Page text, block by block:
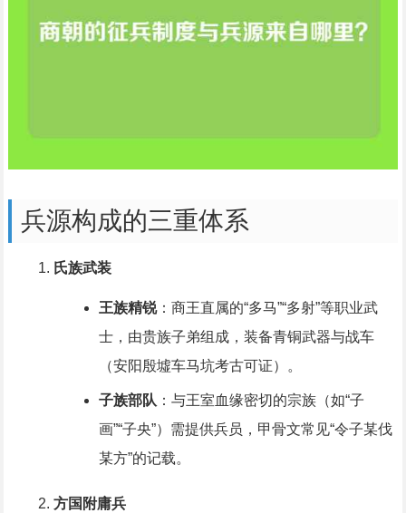
兵源构成的三重体系
氏族武装
王族精锐：商王直属的“多马”“多射”等职业武
士，由贵族子弟组成，装备青铜武器与战车
（安阳殷墟车马坑考古可证）。
子族部队：与王室血缘密切的宗族（如“子
画”“子央”）需提供兵员，甲骨文常见“令子某伐
某方”的记载。
方国附庸兵